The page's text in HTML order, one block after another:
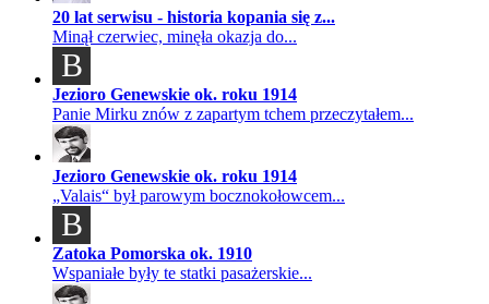
20 lat serwisu - historia kopania się z...
Minął czerwiec, minęła okazja do...
B
Jezioro Genewskie ok. roku 1914
Panie Mirku znów z zapartym tchem przeczytałem...
Jezioro Genewskie ok. roku 1914
„Valais“ był parowym bocznokołowcem...
B
Zatoka Pomorska ok. 1910
Wspaniałe były te statki pasażerskie...